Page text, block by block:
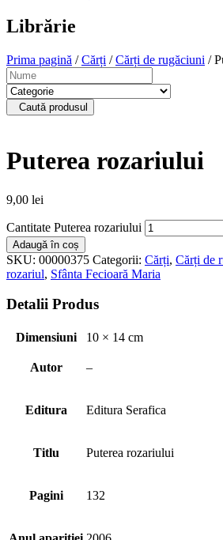
Librărie
Prima pagină /Cărți /Cărți de rugăciuni /
Caută produsul
Puterea rozariului
9,00 lei
Cantitate Puterea rozariului
Adaugă în coș
SKU: 00000375 Categorii: Cărți, Cărți de
rozariul, Sfânta Fecioară Maria
Detalii Produs
Dimensiuni 10 × 14 cm
Autor –
Editura Editura Serafica
Titlu Puterea rozariului
Pagini 132